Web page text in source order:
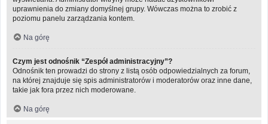
uprawnienia do zmiany domyślnej grupy. Wówczas można to zrobić z
poziomu panelu zarządzania kontem.
Na górę
Czym jest odnośnik “Zespół administracyjny”?
Odnośnik ten prowadzi do strony z listą osób odpowiedzialnych za forum,
na której znajduje się spis administratorów i moderatorów oraz inne dane,
takie jak fora przez nich moderowane.
Na górę